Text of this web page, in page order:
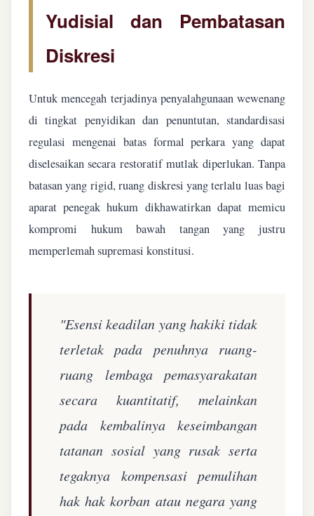
Yudisial dan Pembatasan
Diskresi
Untuk mencegah terjadinya penyalahgunaan wewenang
di tingkat penyidikan dan penuntutan, standardisasi
regulasi mengenai batas formal perkara yang dapat
diselesaikan secara restoratif mutlak diperlukan. Tanpa
batasan yang rigid, ruang diskresi yang terlalu luas bagi
aparat penegak hukum dikhawatirkan dapat memicu
kompromi hukum bawah tangan yang justru
memperlemah supremasi konstitusi.
"Esensi keadilan yang hakiki tidak
terletak pada penuhnya ruang-
ruang lembaga pemasyarakatan
secara kuantitatif, melainkan
pada kembalinya keseimbangan
tatanan sosial yang rusak serta
tegaknya kompensasi pemulihan
hak hak korban atau negara yang